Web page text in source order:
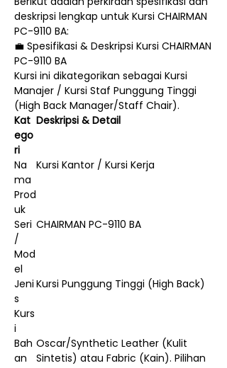
deskripsi lengkap untuk Kursi CHAIRMAN
PC-9110 BA:
💼 Spesifikasi & Deskripsi Kursi CHAIRMAN
PC-9110 BA
Kursi ini dikategorikan sebagai Kursi
Manajer / Kursi Staf Punggung Tinggi
(High Back Manager/Staff Chair).
Kat
ego
ri
Deskripsi & Detail
Na
ma
Prod
uk
Kursi Kantor / Kursi Kerja
Seri
/
Mod
el
CHAIRMAN PC-9110 BA
Jeni
s
Kurs
i
Kursi Punggung Tinggi (High Back)
Bah
an
Oscar/Synthetic Leather (Kulit
Sintetis) atau Fabric (Kain). Pilihan